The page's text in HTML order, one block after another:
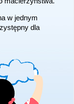
w jednym
dla